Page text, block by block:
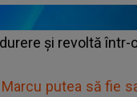
și revoltă
putea să fie